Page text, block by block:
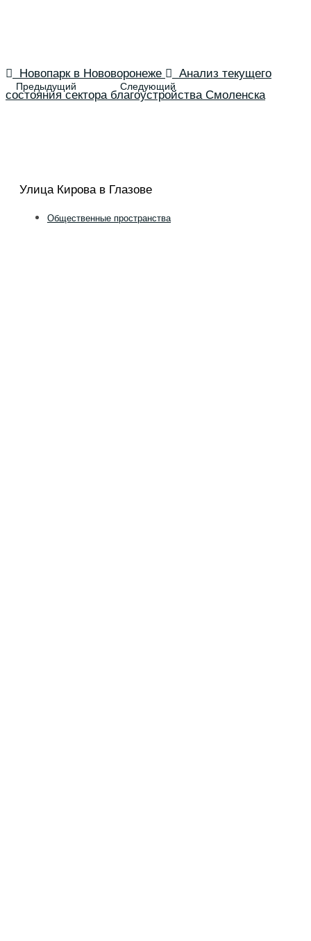
Новопарк в Нововоронеже
Анализ текущего
состояния сектора благоустройства Смоленска
Улица Кирова в Глазове
Общественные пространства